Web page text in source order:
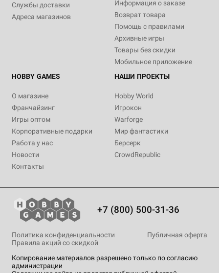
Службы доставки
Адреса магазинов
Информация о заказе
Возврат товара
Помощь с правилами
Архивные игры
Товары без скидки
Мобильное приложение
HOBBY GAMES
О магазине
Франчайзинг
Игры оптом
Корпоративные подарки
Работа у нас
Новости
Контакты
НАШИ ПРОЕКТЫ
Hobby World
Игрокон
Warforge
Мир фантастики
Берсерк
CrowdRepublic
+7 (800) 500-31-36
Копирование материалов разрешено только по согласию
администрации
Политика конфиденциальности
Публичная оферта
Правила акций со скидкой